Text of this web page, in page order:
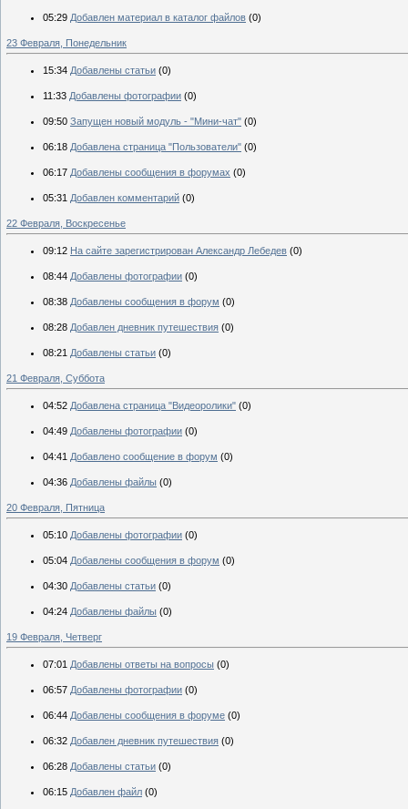
05:29 Добавлен материал в каталог файлов (0)
23 Февраля, Понедельник
15:34 Добавлены статьи (0)
11:33 Добавлены фотографии (0)
09:50 Запущен новый модуль - "Мини-чат" (0)
06:18 Добавлена страница "Пользователи" (0)
06:17 Добавлены сообщения в форумах (0)
05:31 Добавлен комментарий (0)
22 Февраля, Воскресенье
09:12 На сайте зарегистрирован Александр Лебедев (0)
08:44 Добавлены фотографии (0)
08:38 Добавлены сообщения в форум (0)
08:28 Добавлен дневник путешествия (0)
08:21 Добавлены статьи (0)
21 Февраля, Суббота
04:52 Добавлена страница "Видеоролики" (0)
04:49 Добавлены фотографии (0)
04:41 Добавлено сообщение в форум (0)
04:36 Добавлены файлы (0)
20 Февраля, Пятница
05:10 Добавлены фотографии (0)
05:04 Добавлены сообщения в форум (0)
04:30 Добавлены статьи (0)
04:24 Добавлены файлы (0)
19 Февраля, Четверг
07:01 Добавлены ответы на вопросы (0)
06:57 Добавлены фотографии (0)
06:44 Добавлены сообщения в форуме (0)
06:32 Добавлен дневник путешествия (0)
06:28 Добавлены статьи (0)
06:15 Добавлен файл (0)